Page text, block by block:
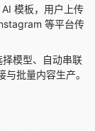
模板，用户上传
等平台传
模型、自动串联
批量内容生产。